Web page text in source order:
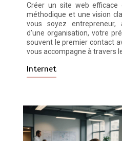
Créer un site web efficace
méthodique et une vision
vous soyez
d’une organisation, votre
souvent le premier contact
vous accompagne à travers
Internet